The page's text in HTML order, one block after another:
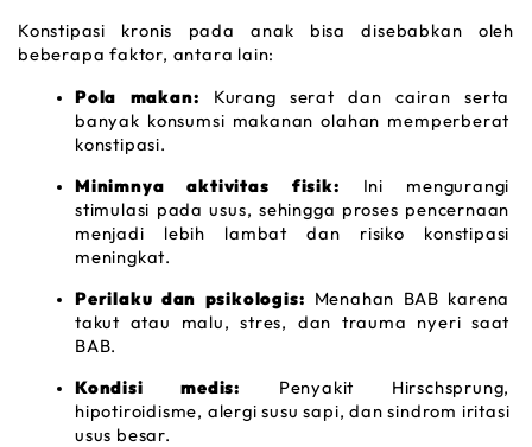
Konstipasi kronis pada anak bisa disebabkan oleh
beberapa faktor, antara lain:
Pola makan: Kurang serat dan cairan serta
banyak konsumsi makanan olahan memperberat
konstipasi.
Minimnya aktivitas fisik: Ini mengurangi
stimulasi pada usus, sehingga proses pencernaan
menjadi lebih lambat dan risiko konstipasi
meningkat.
Perilaku dan psikologis: Menahan BAB karena
takut atau malu, stres, dan trauma nyeri saat
BAB.
Kondisi medis:
Penyakit Hirschsprung,
hipotiroidisme, alergi susu sapi, dan sindrom iritasi
usus besar.